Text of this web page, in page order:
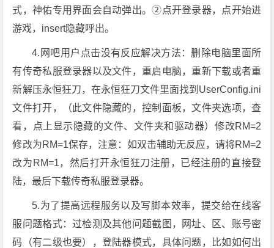
式，神佑专用界面会自动弹出。②点开登录器，点开始进
游戏，insert隐藏呼出。
4.网吧用户点击没有反应解决方法：删除电脑里面所
有传奇私服登录器以及文件，重启电脑，重新下载或者重
新解压永恒狂刀，在永恒狂刀文件里面找到UserConfig.ini
文件打开，（此文件隐藏的，控制面板，文件夹选项，查
看，点上显示隐藏的文件、文件夹和驱动器）修改RM=2
修改为RM=1保存，注意：如双击辅助无反应，请将RM=2
改为RM=1，然后打开永恒狂刀注册，已经注册的直接登
陆，最后下载传奇私服登录器。
5.为了提高远程服务以及写脚本效率，提交给在线客
服问题格式：过检测及其他问题截图，网址、区、账号密
码（有二级也要），登陆器模式，具体问题，比如如何出